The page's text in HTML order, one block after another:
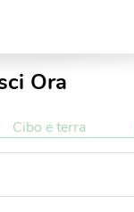
Ora
Cibo e terra